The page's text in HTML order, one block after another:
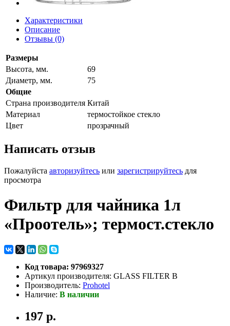
Характеристики
Описание
Отзывы (0)
Размеры
Высота, мм.
69
Диаметр, мм.
75
Общие
Страна производителя Китай
Материал
термостойкое стекло
Цвет
прозрачный
Написать отзыв
Пожалуйста авторизуйтесь или зарегистрируйтесь для
просмотра
Фильтр для чайника 1л
«Проотель»; термост.стекло
Код товара: 97969327
Артикул производителя: GLASS FILTER B
Производитель: Prohotel
Наличие: В наличии
197 р.